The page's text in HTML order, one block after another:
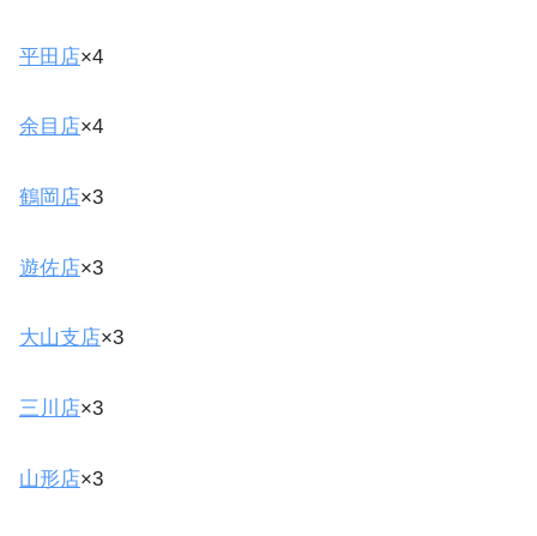
平田店×4
余目店×4
鶴岡店×3
遊佐店×3
大山支店×3
三川店×3
山形店×3